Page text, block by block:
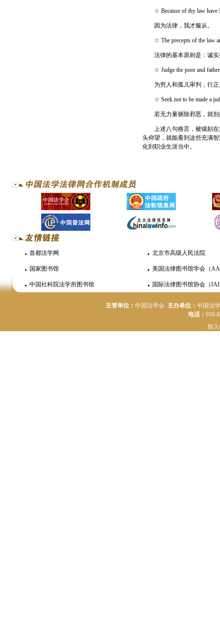
☆ Because of thy law have I
因为法律，我才服从。
☆ The precepts of the law are
法律的基本原则是：诚实
☆ Judge the poor and
为穷人和孤儿审判，行正
☆ Seek not to be made a
若无力量驱除邪恶，就别
上述八句格言，被镶刻在
头仰望，就能看到这些充满
化到职业生涯当中。
首都法学网 北京市高级人民法院
国家图书馆 美国法律图书馆学会（
中国社科院法学所图书馆 国际法律图书馆协会（
主管单位： 中国法学会 主办单位： 中国法
电话： 010-
加